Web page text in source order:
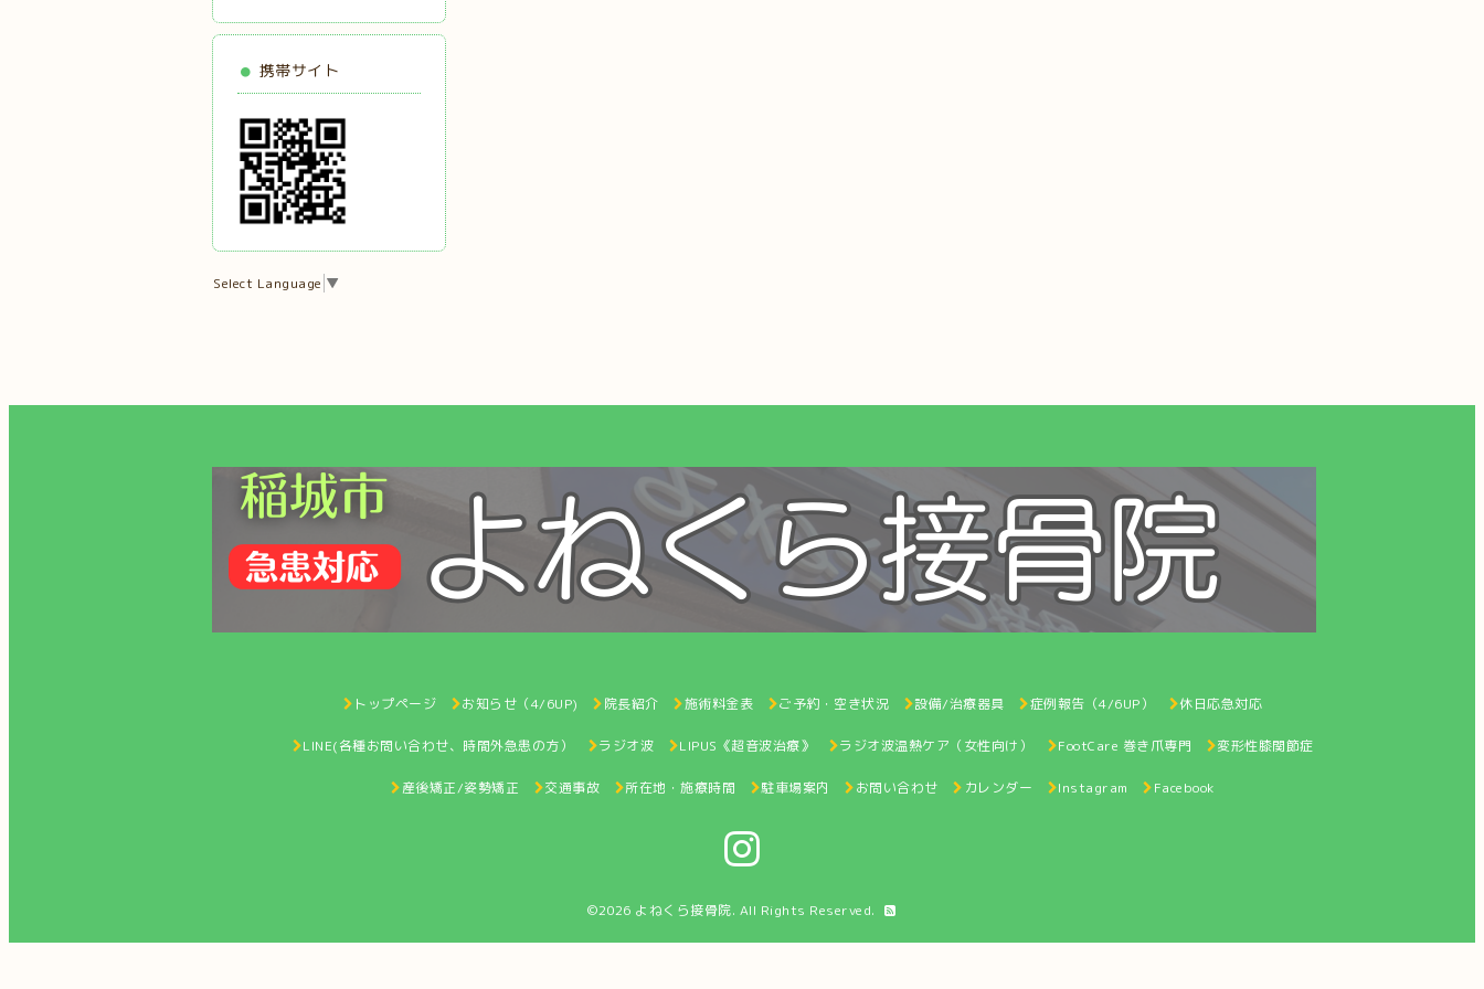
携帯サイト
Select Language ▼
トップページ お知らせ（4/6UP) 院長紹介 施術料金表 ご予約・空き状況 設備/治療器具 症例報告（4/6UP） 休日応急対応
LINE(各種お問い合わせ、時間外急患の方） ラジオ波 LIPUS《超音波治療》 ラジオ波温熱ケア（女性向け） FootCare 巻き爪専門 変形性膝関節症
産後矯正/姿勢矯正 交通事故 所在地・施療時間 駐車場案内 お問い合わせ カレンダー Instagram Facebook
©2026 よねくら接骨院. All Rights Reserved.